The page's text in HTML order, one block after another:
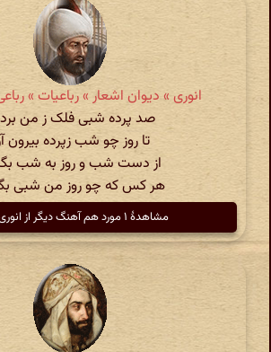
انوری » دیوان اشعار » رباعیات » رباعی
صد پرده شبی فلک ز من
تا روز چو شب زپرده بیرون
از دست شب و روز به شب
هر کس که چو روز من شبی
مشاهدهٔ ۱ مورد هم آهنگ دیگر از انوری